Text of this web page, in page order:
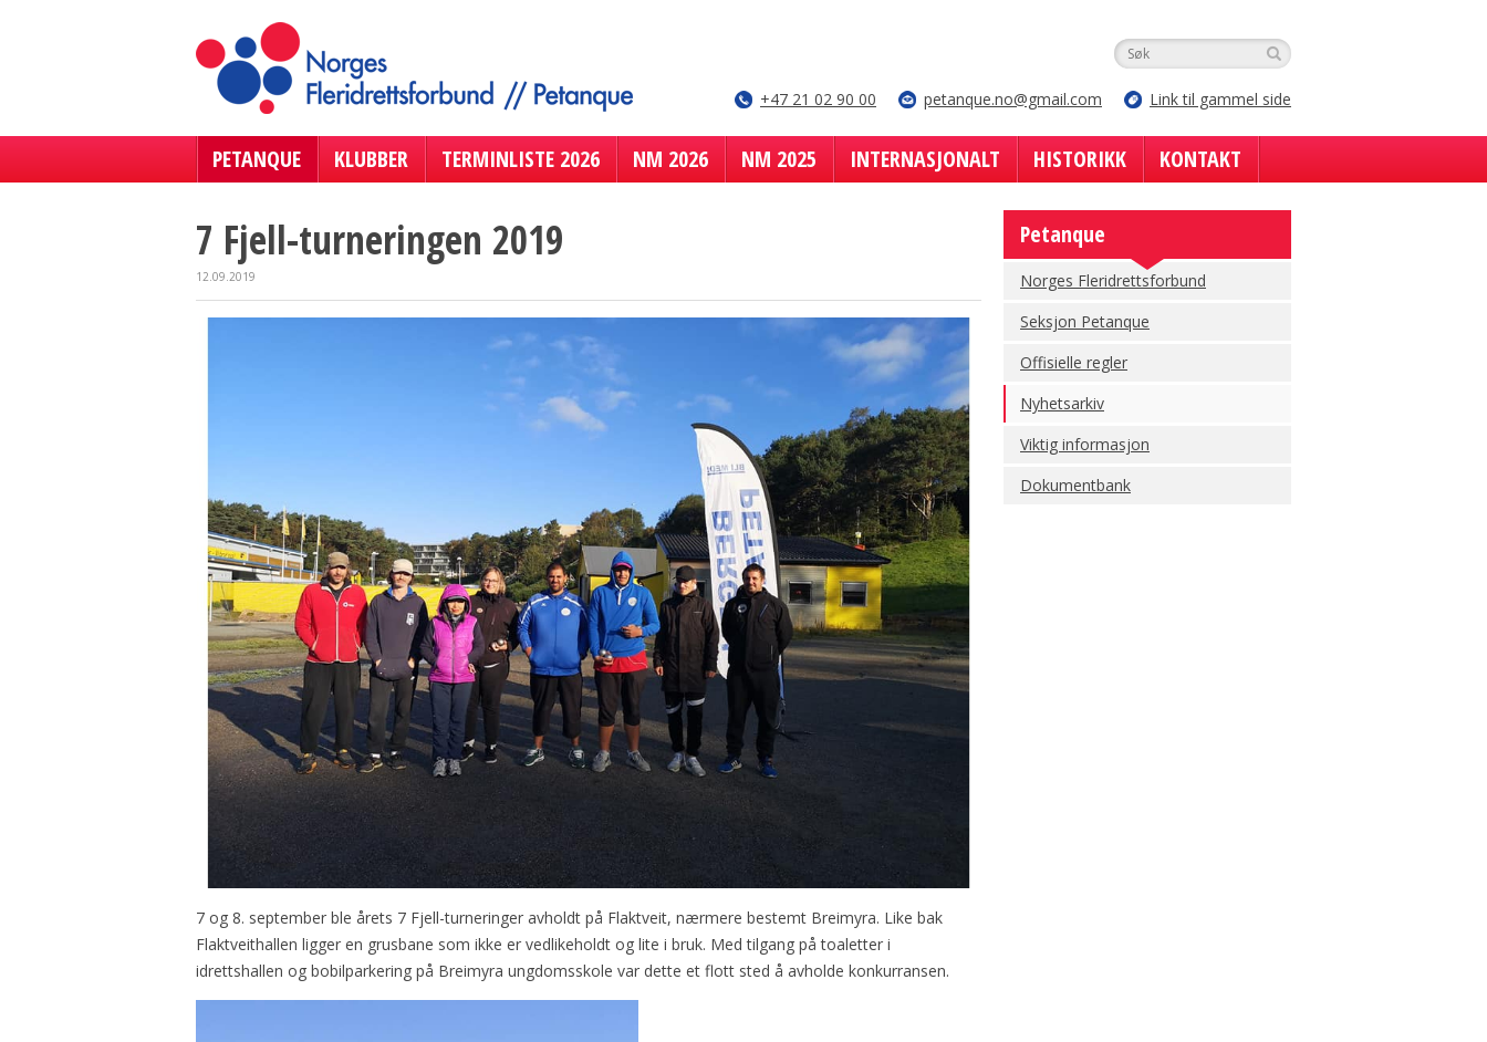
+47 21 02 90 00 petanque.no@gmail.com Link til gammel side
PETANQUE KLUBBER TERMINLISTE 2026 NM 2026 NM 2025 INTERNASJONALT HISTORIKK KONTAKT
7 Fjell-turneringen 2019
12.09.2019
7 og 8. september ble årets 7 Fjell-turneringer avholdt på Flaktveit, nærmere bestemt Breimyra. Like bak
Flaktveithallen ligger en grusbane som ikke er vedlikeholdt og lite i bruk. Med tilgang på toaletter i
idrettshallen og bobilparkering på Breimyra ungdomsskole var dette et flott sted å avholde konkurransen.
Petanque
Norges Fleridrettsforbund
Seksjon Petanque
Offisielle regler
Nyhetsarkiv
Viktig informasjon
Dokumentbank